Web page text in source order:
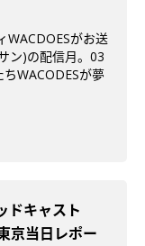
WACDOESがお送
ン)の配信月。03
WACODESが夢
ドキャスト
京当日レポー